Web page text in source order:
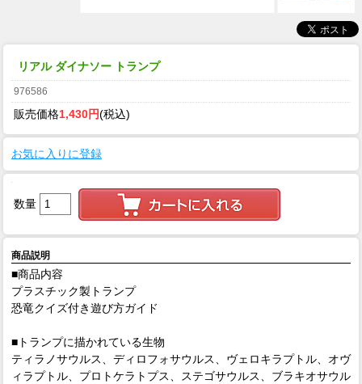
リアル ダイナソー トランプ
976586
販売価格1,430円(税込)
お気に入りに登録
数量
商品説明
■商品内容
プラスチック製トランプ
恐竜クイズ付き遊び方ガイド
■トランプに描かれている生物
ティラノサウルス、ディロフォサウルス、ヴェロキラプトル、オヴ
ィラプトル、プロトケラトプス、ステゴサウルス、ブラキオサウル